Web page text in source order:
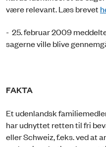
være relevant. Læs brevet
- 25. februar 2009
sagerne ville blive
FAKTA
Et udenlandsk
har udnyttet retten til fri
eller Schweiz, f.eks. ved at